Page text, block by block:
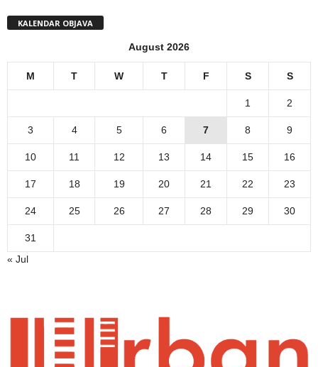
KALENDAR OBJAVA
August 2026
M T W T F S S
1 2
3 4 5 6 7 8 9
10 11 12 13 14 15 16
17 18 19 20 21 22 23
24 25 26 27 28 29 30
31
« Jul